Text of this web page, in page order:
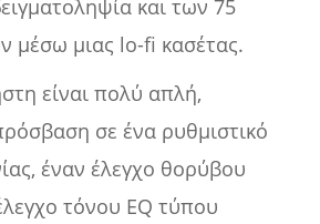
και των 75
μέσω μιας lo-fi κασέτας.
είναι πολύ απλή,
σε ένα ρυθμιστικό
έναν έλεγχο θορύβου
τόνου EQ τύπου